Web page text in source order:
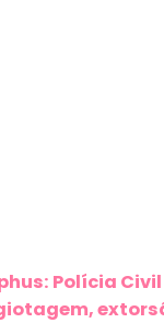
Polícia